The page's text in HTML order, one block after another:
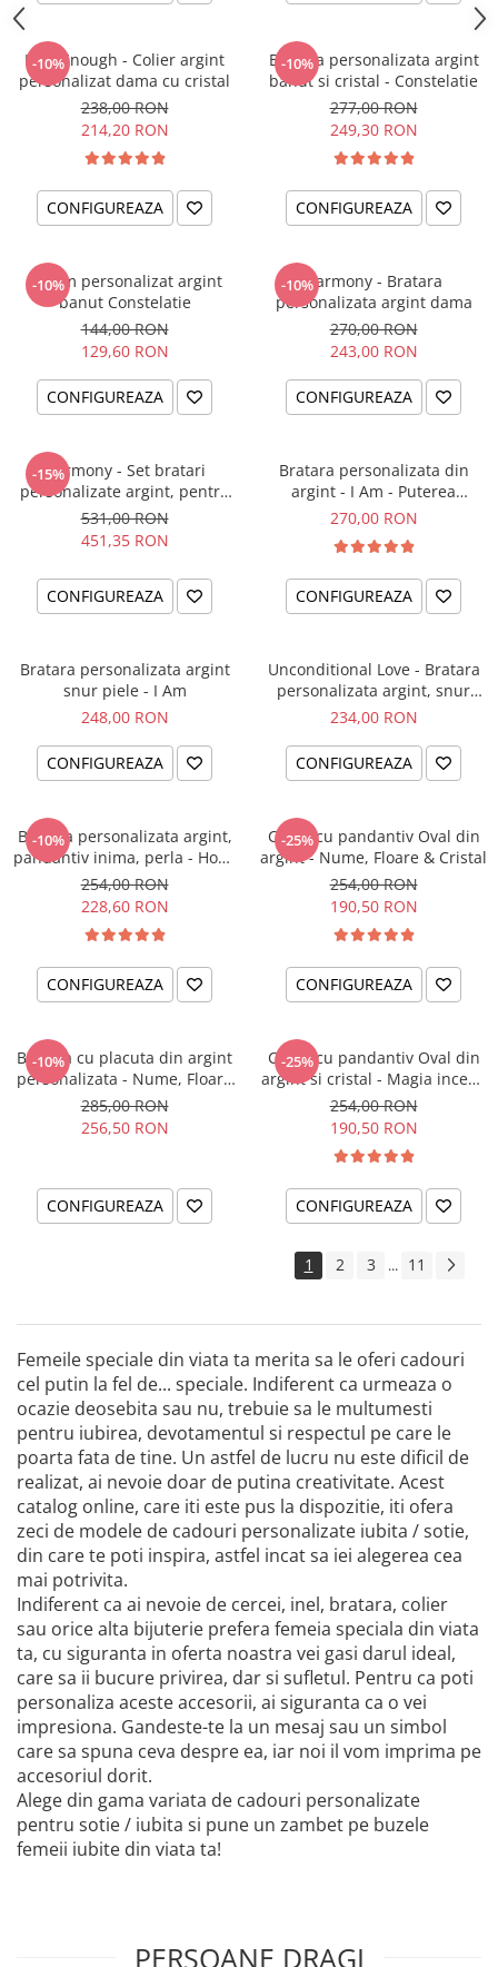
-10%
I am Enough - Colier argint
personalizat dama cu cristal
238,00 RON
214,20 RON
CONFIGUREAZA
-10%
Bratara personalizata argint
banut si cristal - Constelatie
277,00 RON
249,30 RON
CONFIGUREAZA
-10%
Charm personalizat argint
banut Constelatie
144,00 RON
129,60 RON
CONFIGUREAZA
-10%Harmony - Bratara
personalizata argint dama
270,00 RON
243,00 RON
CONFIGUREAZA
-15%
Harmony - Set bratari
personalizate argint, pentru
el si ea
531,00 RON
451,35 RON
CONFIGUREAZA
Bratara personalizata din
argint - I Am - Puterea
intentiei la mana ta
270,00 RON
CONFIGUREAZA
Bratara personalizata argint
snur piele - I Am
248,00 RON
CONFIGUREAZA
Unconditional Love - Bratara
personalizata argint, snur
impletit piele
234,00 RON
CONFIGUREAZA
-10%
Bratara personalizata argint,
pandantiv inima, perla - Hope
& Faith
254,00 RON
228,60 RON
CONFIGUREAZA
-25%
Colier cu pandantiv Oval din
argint - Nume, Floare & Cristal
254,00 RON
190,50 RON
CONFIGUREAZA
-10%
Bratara cu placuta din argint
personalizata - Nume, Floare
& Cristal
285,00 RON
256,50 RON
CONFIGUREAZA
-25%
Colier cu pandantiv Oval din
argint si cristal - Magia incepe
cu tine
254,00 RON
190,50 RON
CONFIGUREAZA
1 2 3 ... 11
Femeile speciale din viata ta merita sa le oferi cadouri
cel putin la fel de... speciale. Indiferent ca urmeaza o
ocazie deosebita sau nu, trebuie sa le multumesti
pentru iubirea, devotamentul si respectul pe care le
poarta fata de tine. Un astfel de lucru nu este dificil de
realizat, ai nevoie doar de putina creativitate. Acest
catalog online, care iti este pus la dispozitie, iti ofera
zeci de modele de cadouri personalizate iubita / sotie,
din care te poti inspira, astfel incat sa iei alegerea cea
mai potrivita.
Indiferent ca ai nevoie de cercei, inel, bratara, colier
sau orice alta bijuterie prefera femeia speciala din viata
ta, cu siguranta in oferta noastra vei gasi darul ideal,
care sa ii bucure privirea, dar si sufletul. Pentru ca poti
personaliza aceste accesorii, ai siguranta ca o vei
impresiona. Gandeste-te la un mesaj sau un simbol
care sa spuna ceva despre ea, iar noi il vom imprima pe
accesoriul dorit.
Alege din gama variata de cadouri personalizate
pentru sotie / iubita si pune un zambet pe buzele
femeii iubite din viata ta!
PERSOANE DRAGI